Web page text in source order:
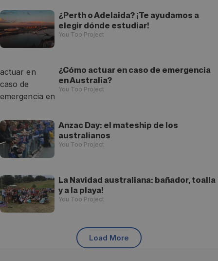
¿Perth o Adelaida? ¡Te ayudamos a
elegir dónde estudiar!
You Too Project
¿Cómo actuar en caso de emergencia
en Australia?
You Too Project
Anzac Day: el mateship de los
australianos
You Too Project
La Navidad australiana: bañador, toalla
y a la playa!
You Too Project
Load More